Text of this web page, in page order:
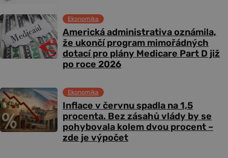
Americká administrativa oznámila,
že ukončí program mimořádných
dotací pro plány Medicare Part D již
po roce 2026
Ekonomika
Inflace v červnu spadla na 1,5
procenta. Bez zásahů vlády by se
pohybovala kolem dvou procent –
zde je výpočet
Ekonomika